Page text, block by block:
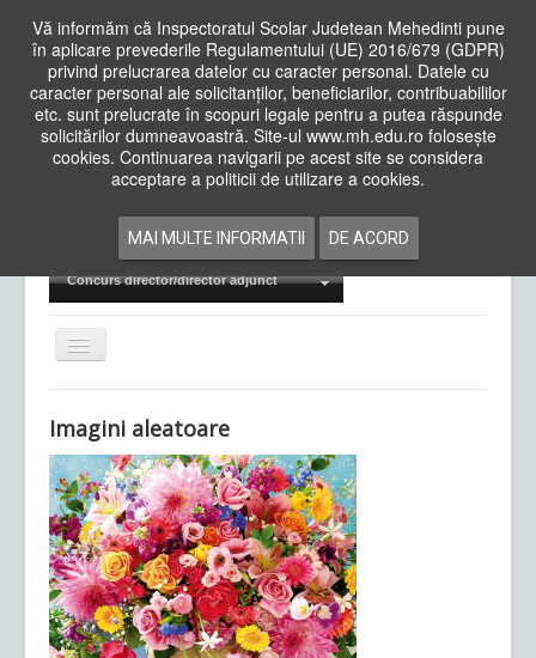
Vă informăm că Inspectoratul Scolar Judetean Mehedinti pune
în aplicare prevederile Regulamentului (UE) 2016/679 (GDPR)
privind prelucrarea datelor cu caracter personal. Datele cu
caracter personal ale solicitanților, beneficiarilor, contribuabililor
etc. sunt prelucrate în scopuri legale pentru a putea răspunde
solicitărilor dumneavoastră. Site-ul www.mh.edu.ro folosește
cookies. Continuarea navigarii pe acest site se considera
acceptare a politicii de utilizare a cookies.
MAI MULTE INFORMATII DE ACORD
Cauta
in
siteAcasa Cadre Didactice
Examene Naționale
Concurs director/director adjunct
Comută
navigarea
Ultimele articole: Vi, 04.11.2022 -Inspectoratul Școlar
Județean Mehedinți
Imagini aleatoare